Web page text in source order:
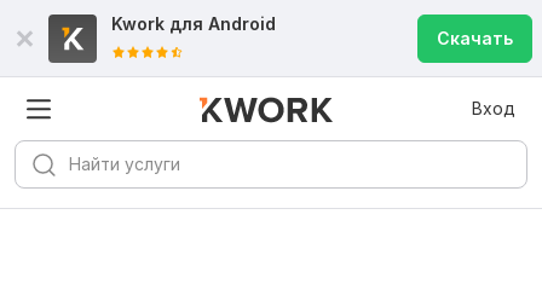
Kwork для Android
Скачать
Вход